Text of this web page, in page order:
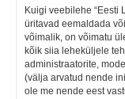
Kuigi veebilehe “Eesti
üritavad eemaldada
võimalik, on võimatu
kõik siia leheküljele
administraatorite,
(välja arvatud nende
ole me nende eest